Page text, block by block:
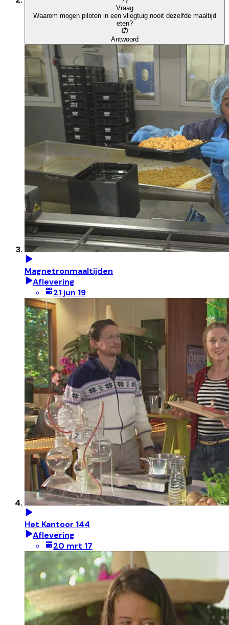
Vraag
Waarom mogen piloten in een vliegtuig nooit dezelfde maaltijd
eten?
Antwoord
Magnetronmaaltijden
Aflevering
21 jun 19
Het Kantoor 144
Aflevering
20 mrt 17